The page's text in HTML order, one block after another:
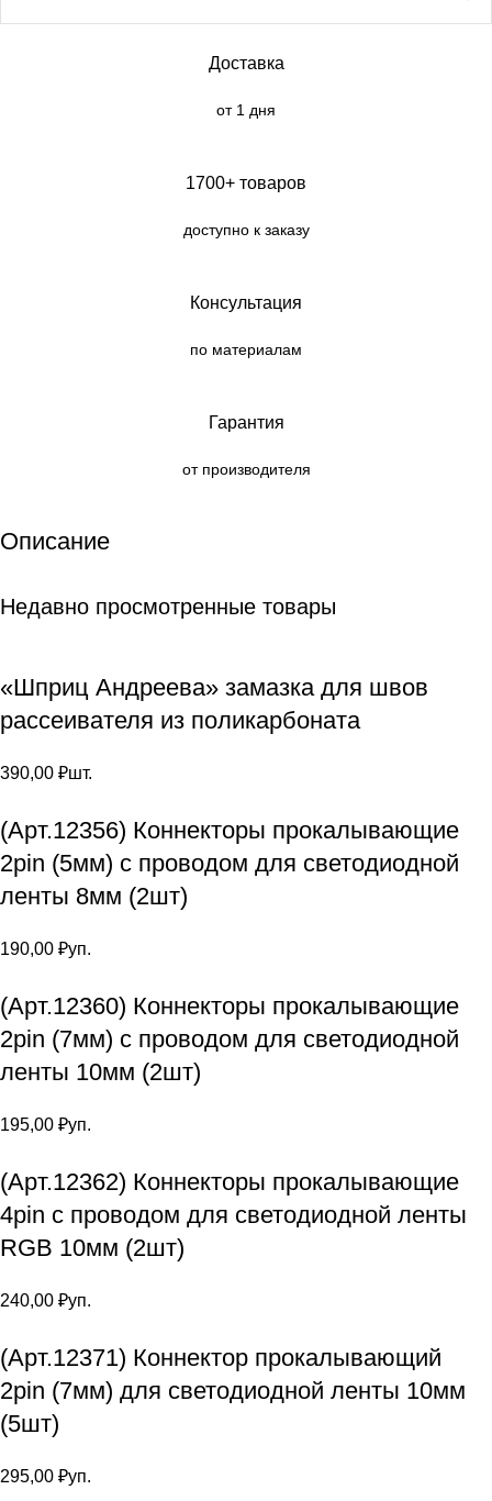
Доставка
от 1 дня
1700+ товаров
доступно к заказу
Консультация
по материалам
Гарантия
от производителя
Описание
Недавно просмотренные товары
«Шприц Андреева» замазка для швов
рассеивателя из поликарбоната
390,00 ₽шт.
(Арт.12356) Коннекторы прокалывающие
2pin (5мм) с проводом для светодиодной
ленты 8мм (2шт)
190,00 ₽уп.
(Арт.12360) Коннекторы прокалывающие
2pin (7мм) с проводом для светодиодной
ленты 10мм (2шт)
195,00 ₽уп.
(Арт.12362) Коннекторы прокалывающие
4pin с проводом для светодиодной ленты
RGB 10мм (2шт)
240,00 ₽уп.
(Арт.12371) Коннектор прокалывающий
2pin (7мм) для светодиодной ленты 10мм
(5шт)
295,00 ₽уп.